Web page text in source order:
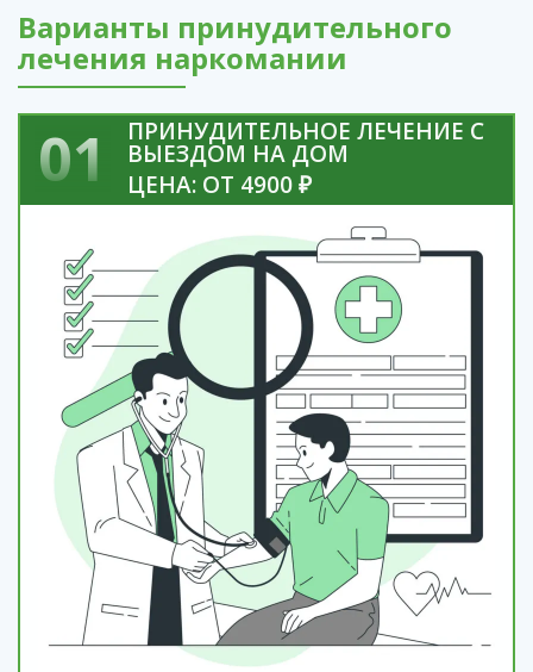
Варианты принудительного
лечения наркомании
01 ПРИНУДИТЕЛЬНОЕ ЛЕЧЕНИЕ С
ВЫЕЗДОМ НА ДОМ
ЦЕНА: ОТ 4900 ₽